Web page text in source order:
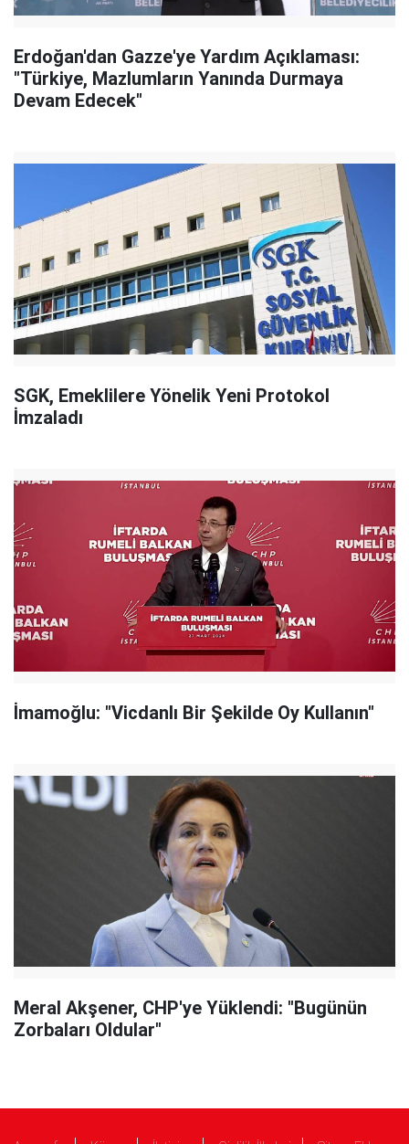
Erdoğan'dan Gazze'ye Yardım Açıklaması:
"Türkiye, Mazlumların Yanında Durmaya
Devam Edecek"
SGK, Emeklilere Yönelik Yeni Protokol
İmzaladı
İmamoğlu: "Vicdanlı Bir Şekilde Oy Kullanın"
Meral Akşener, CHP'ye Yüklendi: "Bugünün
Zorbaları Oldular"